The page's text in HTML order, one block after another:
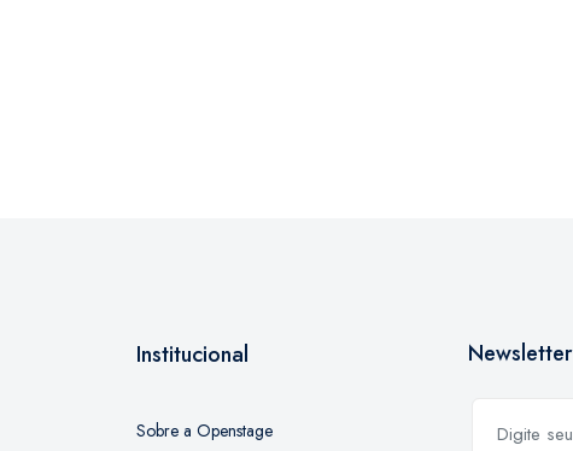
Institucional
Sobre a Openstage
Newsletter